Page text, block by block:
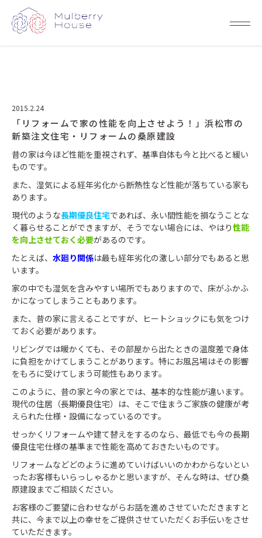
2015.2.24
「リフォームで家の性能を向上させよう！」浜松市の
新築注文住宅・リフォームの桑原建設
昔の家は今ほど性能を重視されず、基準自体も今と比べると緩い
ものです。
また、湿気による経年劣化から断熱性など性能が落ちている家も
あります。
現代のような長期優良住宅であれば、永い間性能を損なうことな
く暮らせることができますが、そうでない場合には、やはり性能
を向上させておく必要があるのです。
たとえば、 水廻り関係は最も経年劣化の激しい部分でもあると思
います。
家の中でも湿気を含みやすい場所でもありますので、床がふかふ
かになってしまうこともあります。
また、昔の家に言えることですが、ヒートショックにも気をつけ
ておく必要があります。
リビングでは暖かくても、その部屋から出たときの温度差で身体
に負担をかけてしまうことがあります。特にお風呂場はその影響
をもろに受けてしまう可能性もあります。
このように、昔の家と今の家とでは、基本的な性能が違います。
現代の住居（長期優良住宅）は、そこで住まうご家族の健康が考
えられた仕様・設備になっているのです。
せっかくリフォームや建て替えをするのなら、最低でも今の長期
優良住宅仕様の基準まで性能を高めておきたいものです。
リフォームなどどのように進めていけばいいのかわからないとい
ったお客様もいらっしゃるかと思いますが、そんな時は、ぜひ桑
原建設までご相談ください。
お客様のご要望に合わせながらお話を進めさせていただきますと
共に、今まで以上の幸せをご提供させていただくお手伝いをさせ
ていただきます。